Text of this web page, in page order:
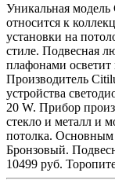
Уникальная
относится к
установки на
стиле. Подвесная
плафонами
Производитель
устройства
20 W. Прибор
стекло и металл и
потолка. Основным
Бронзовый.
10499 руб.